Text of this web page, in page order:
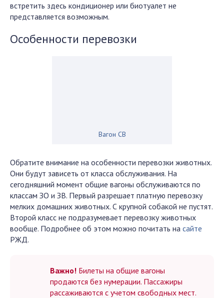
встретить здесь кондиционер или биотуалет не
представляется возможным.
Особенности перевозки
Вагон СВ
Обратите внимание на особенности перевозки животных.
Они будут зависеть от класса обслуживания. На
сегодняшний момент общие вагоны обслуживаются по
классам ЗО и ЗВ. Первый разрешает платную перевозку
мелких домашних животных. С крупной собакой не пустят.
Второй класс не подразумевает перевозку животных
вообще. Подробнее об этом можно почитать на сайте
РЖД.
Важно! Билеты на общие вагоны
продаются без нумерации. Пассажиры
рассаживаются с учетом свободных мест.